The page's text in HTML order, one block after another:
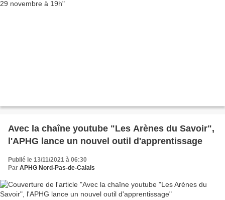
Avec la chaîne youtube "Les Arènes du Savoir",
l'APHG lance un nouvel outil d'apprentissage
Publié le 13/11/2021 à 06:30
Par APHG Nord-Pas-de-Calais